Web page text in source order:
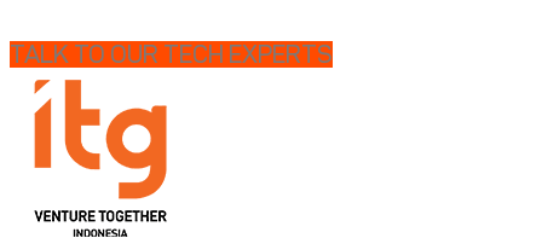
TALK TO OUR TECH EXPERTS